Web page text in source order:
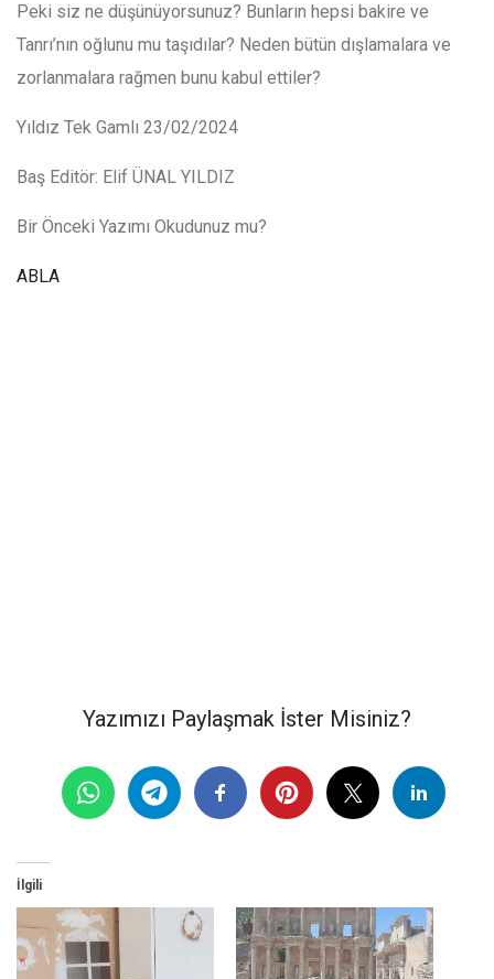
Peki siz ne düşünüyorsunuz? Bunların hepsi bakire ve
Tanrı’nın oğlunu mu taşıdılar? Neden bütün dışlamalara ve
zorlanmalara rağmen bunu kabul ettiler?
Yıldız Tek Gamlı 23/02/2024
Baş Editör: Elif ÜNAL YILDIZ
Bir Önceki Yazımı Okudunuz mu?
ABLA
Yazımızı Paylaşmak İster Misiniz?
İlgili